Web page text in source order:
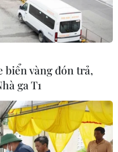
biển vàng đón trả,
ga T1